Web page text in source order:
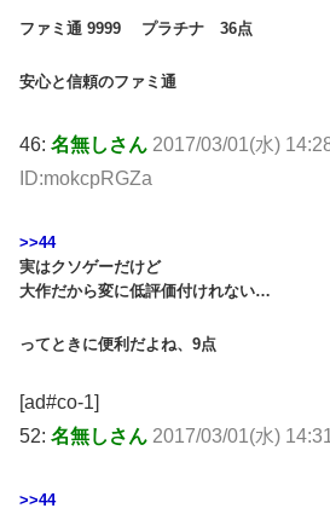
ファミ通 9999 プラチナ 36点
安心と信頼のファミ通
46: 名無しさん 2017/03/01(水)
ID:mokcpRGZa
>>44
実はクソゲーだけど
大作だから変に低評価付けれない…
ってときに便利だよね、9点
[ad#co-1]
52: 名無しさん 2017/03/01(水)
>>44